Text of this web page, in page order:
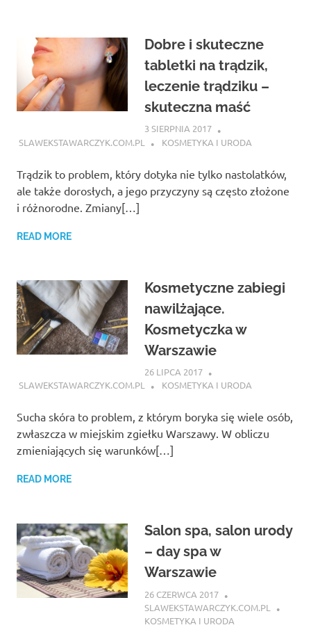
Dobre i skuteczne
tabletki na trądzik,
leczenie trądziku –
skuteczna maść
3 SIERPNIA 2017
SLAWEKSTAWARCZYK.COM.PL
KOSMETYKA I URODA
Trądzik to problem, który dotyka nie tylko nastolatków,
ale także dorosłych, a jego przyczyny są często złożone
i różnorodne. Zmiany[…]
READ MORE
Kosmetyczne zabiegi
nawilżające.
Kosmetyczka w
Warszawie
26 LIPCA 2017
SLAWEKSTAWARCZYK.COM.PL
KOSMETYKA I URODA
Sucha skóra to problem, z którym boryka się wiele osób,
zwłaszcza w miejskim zgiełku Warszawy. W obliczu
zmieniających się warunków[…]
READ MORE
Salon spa, salon urody
– day spa w
Warszawie
26 CZERWCA 2017
SLAWEKSTAWARCZYK.COM.PL
KOSMETYKA I URODA